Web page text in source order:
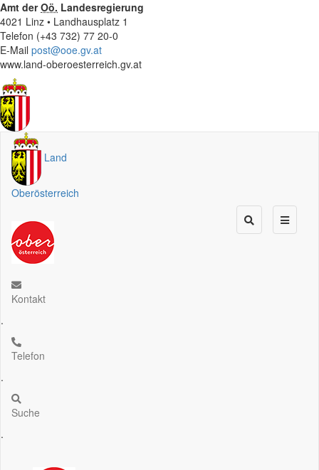
Amt derOö. Landesregierung
4021 Linz • Landhausplatz 1
Telefon (+43 732) 77 20-0
E-Mail post@ooe.gv.at
www.land-oberoesterreich.gv.at
Land
Oberösterreich
Kontakt
.
Telefon
.
Suche
.